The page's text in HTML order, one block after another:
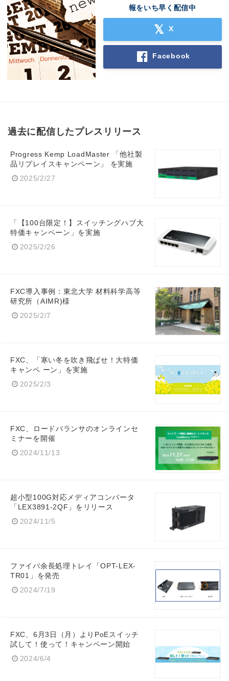
報をいち早く配信中
X
Facebook
過去に配信したプレスリリース
Progress Kemp LoadMaster 「他社製
品リプレイスキャンペーン」 を実施
2025/2/27
「【100台限定！】スイッチングハブ大
特価キャンペーン」を実施
2025/2/26
FXC導入事例：東北大学 材料科学高等
研究所（AIMR)様
2025/2/7
FXC、「寒い冬を吹き飛ばせ！大特価
キャンペ ーン」を実施
2025/2/3
FXC、ロードバランサのオンラインセ
ミナーを開催
2024/11/13
超小型100G対応メディアコンバータ
「LEX3891-2QF」をリリース
2024/11/5
ファイバ余長処理トレイ「OPT-LEX-
TR01」を発売
2024/7/19
FXC、6月3日（月）よりPoEスイッチ
試して！使って！キャンペーン開始
2024/6/4
English